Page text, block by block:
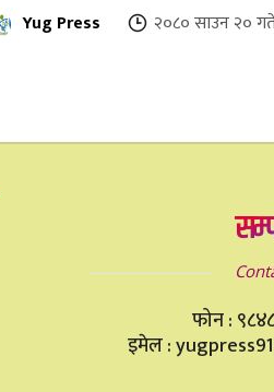
Yug Press २०८० साउन २०
फोन :
इमेल :